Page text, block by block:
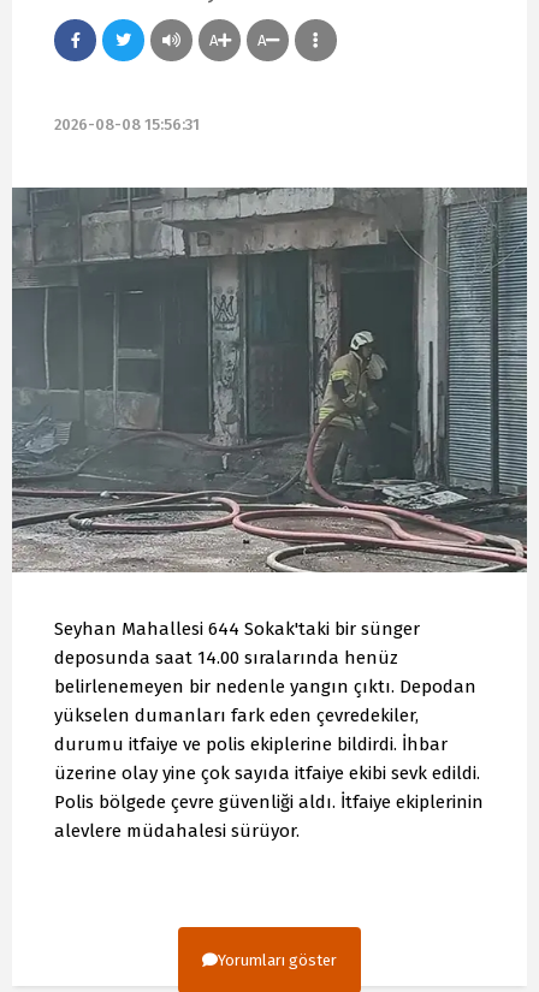
A A
2026-08-08 15:56:31
Seyhan Mahallesi 644 Sokak'taki bir sünger
deposunda saat 14.00 sıralarında henüz
belirlenemeyen bir nedenle yangın çıktı. Depodan
yükselen dumanları fark eden çevredekiler,
durumu itfaiye ve polis ekiplerine bildirdi. İhbar
üzerine olay yine çok sayıda itfaiye ekibi sevk edildi.
Polis bölgede çevre güvenliği aldı. İtfaiye ekiplerinin
alevlere müdahalesi sürüyor.
Yorumları göster